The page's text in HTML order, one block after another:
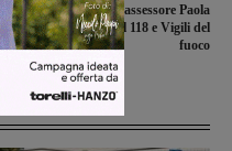
trauma cranico per l’assessore Paola
Bonci. Soccorsi del 118 e Vigili del
fuoco